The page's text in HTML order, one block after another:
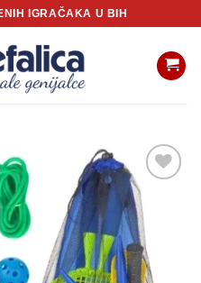
IGRAČAKA U BIH
Sačuvaj
proizvod